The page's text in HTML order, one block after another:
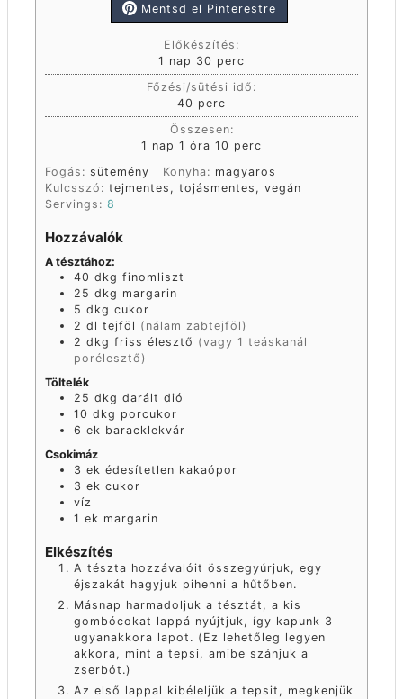
Mentsd el Pinterestre
Előkészítés:
1 nap 30 perc
Főzési/sütési idő:
40 perc
Összesen:
1 nap 1 óra 10 perc
Fogás: sütemény Konyha: magyaros
Kulcsszó: tejmentes, tojásmentes, vegán
Servings: 8
Hozzávalók
A tésztához:
40 dkg finomliszt
25 dkg margarin
5 dkg cukor
2 dl tejföl (nálam zabtejföl)
2 dkg friss élesztő (vagy 1 teáskanál
porélesztő)
Töltelék
25 dkg darált dió
10 dkg porcukor
6 ek baracklekvár
Csokimáz
3 ek édesítetlen kakaópor
3 ek cukor
víz
1 ek margarin
Elkészítés
A tészta hozzávalóit összegyúrjuk, egy
éjszakát hagyjuk pihenni a hűtőben.
Másnap harmadoljuk a tésztát, a kis
gombócokat lappá nyújtjuk, így kapunk 3
ugyanakkora lapot. (Ez lehetőleg legyen
akkora, mint a tepsi, amibe szánjuk a
zserbót.)
Az első lappal kibéleljük a tepsit, megkenjük